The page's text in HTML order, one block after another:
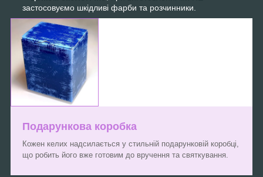
застосовуємо шкідливі фарби та розчинники.
Подарункова коробка
Кожен келих надсилається у стильній подарунковій коробці,
що робить його вже готовим до вручення та святкування.